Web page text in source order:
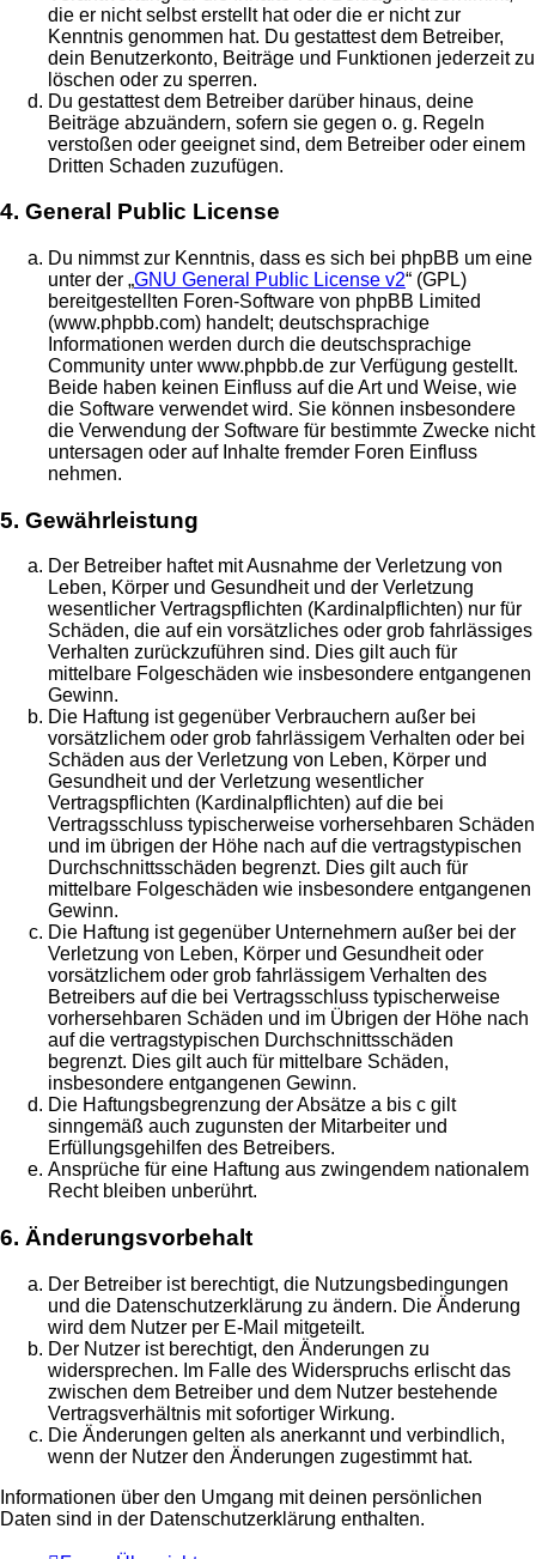
die er nicht selbst erstellt hat oder die er nicht zur
Kenntnis genommen hat. Du gestattest dem Betreiber,
dein Benutzerkonto, Beiträge und Funktionen jederzeit zu
löschen oder zu sperren.
Du gestattest dem Betreiber darüber hinaus, deine
Beiträge abzuändern, sofern sie gegen o. g. Regeln
verstoßen oder geeignet sind, dem Betreiber oder einem
Dritten Schaden zuzufügen.
4. General Public License
Du nimmst zur Kenntnis, dass es sich bei phpBB um eine
unter der „GNU General Public License v2“ (GPL)
bereitgestellten Foren-Software von phpBB Limited
(www.phpbb.com) handelt; deutschsprachige
Informationen werden durch die deutschsprachige
Community unter www.phpbb.de zur Verfügung gestellt.
Beide haben keinen Einfluss auf die Art und Weise, wie
die Software verwendet wird. Sie können insbesondere
die Verwendung der Software für bestimmte Zwecke nicht
untersagen oder auf Inhalte fremder Foren Einfluss
nehmen.
5. Gewährleistung
Der Betreiber haftet mit Ausnahme der Verletzung von
Leben, Körper und Gesundheit und der Verletzung
wesentlicher Vertragspflichten (Kardinalpflichten) nur für
Schäden, die auf ein vorsätzliches oder grob fahrlässiges
Verhalten zurückzuführen sind. Dies gilt auch für
mittelbare Folgeschäden wie insbesondere entgangenen
Gewinn.
Die Haftung ist gegenüber Verbrauchern außer bei
vorsätzlichem oder grob fahrlässigem Verhalten oder bei
Schäden aus der Verletzung von Leben, Körper und
Gesundheit und der Verletzung wesentlicher
Vertragspflichten (Kardinalpflichten) auf die bei
Vertragsschluss typischerweise vorhersehbaren Schäden
und im übrigen der Höhe nach auf die vertragstypischen
Durchschnittsschäden begrenzt. Dies gilt auch für
mittelbare Folgeschäden wie insbesondere entgangenen
Gewinn.
Die Haftung ist gegenüber Unternehmern außer bei der
Verletzung von Leben, Körper und Gesundheit oder
vorsätzlichem oder grob fahrlässigem Verhalten des
Betreibers auf die bei Vertragsschluss typischerweise
vorhersehbaren Schäden und im Übrigen der Höhe nach
auf die vertragstypischen Durchschnittsschäden
begrenzt. Dies gilt auch für mittelbare Schäden,
insbesondere entgangenen Gewinn.
Die Haftungsbegrenzung der Absätze a bis c gilt
sinngemäß auch zugunsten der Mitarbeiter und
Erfüllungsgehilfen des Betreibers.
Ansprüche für eine Haftung aus zwingendem nationalem
Recht bleiben unberührt.
6. Änderungsvorbehalt
Der Betreiber ist berechtigt, die Nutzungsbedingungen
und die Datenschutzerklärung zu ändern. Die Änderung
wird dem Nutzer per E-Mail mitgeteilt.
Der Nutzer ist berechtigt, den Änderungen zu
widersprechen. Im Falle des Widerspruchs erlischt das
zwischen dem Betreiber und dem Nutzer bestehende
Vertragsverhältnis mit sofortiger Wirkung.
Die Änderungen gelten als anerkannt und verbindlich,
wenn der Nutzer den Änderungen zugestimmt hat.
Informationen über den Umgang mit deinen persönlichen
Daten sind in der Datenschutzerklärung enthalten.